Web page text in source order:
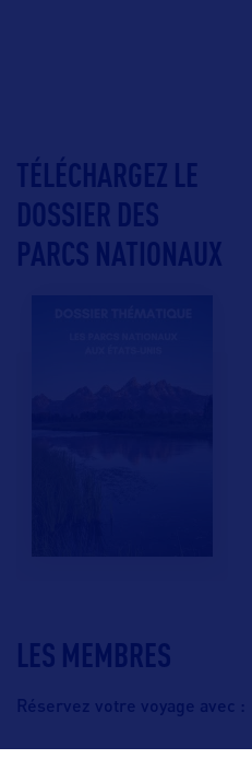
LES MEMBRES
Réservez votre voyage avec :
TÉLÉCHARGEZ LE
DOSSIER DES
PARCS NATIONAUX